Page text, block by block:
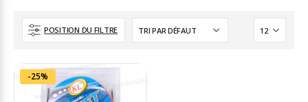
POSITION DU FILTRE
-25%